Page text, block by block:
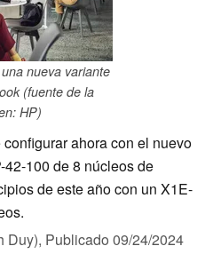
nueva variante
(fuente de la
HP)
ahora con el nuevo
100 de 8 núcleos de
de este año con un X1E-
Duy), Publicado 09/24/2024